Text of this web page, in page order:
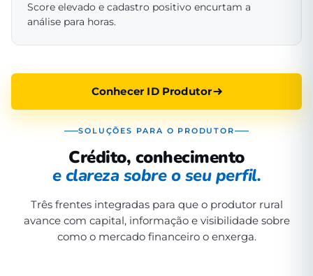
Score elevado e cadastro positivo encurtam a
análise para horas.
Conhecer ID Produtor
SOLUÇÕES PARA O PRODUTOR
Crédito, conhecimento
e clareza sobre o seu perfil.
Três frentes integradas para que o produtor rural
avance com capital, informação e visibilidade sobre
como o mercado financeiro o enxerga.